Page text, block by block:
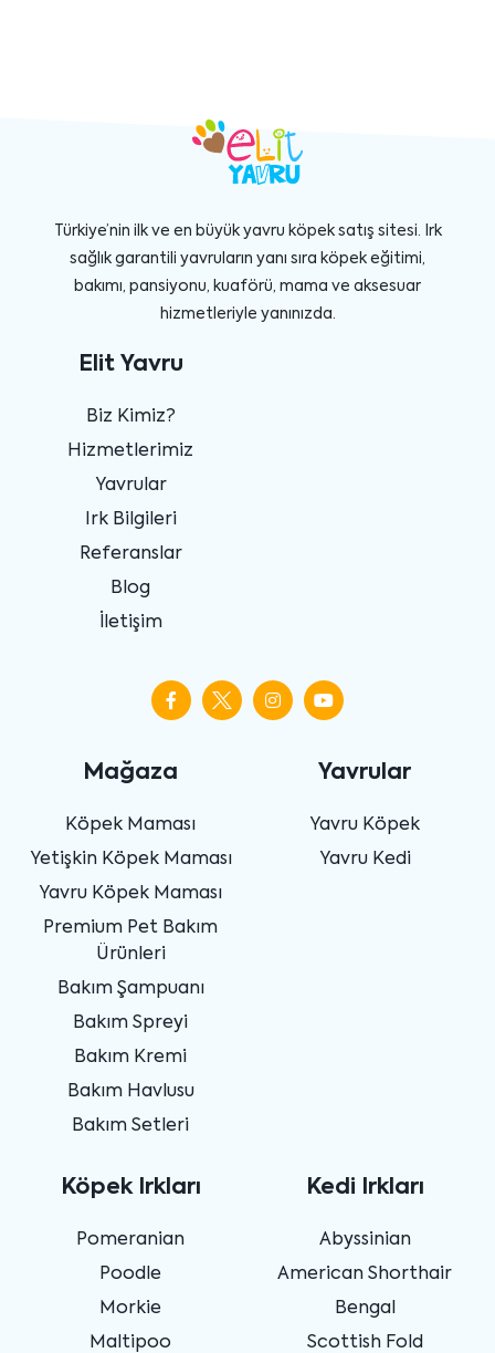
Türkiye’nin ilk ve en büyük yavru köpek satış sitesi. Irk
sağlık garantili yavruların yanı sıra köpek eğitimi,
bakımı, pansiyonu, kuaförü, mama ve aksesuar
hizmetleriyle yanınızda.
Elit Yavru
Biz Kimiz?
Hizmetlerimiz
Yavrular
Irk Bilgileri
Referanslar
Blog
İletişim
Mağaza
Köpek Maması
Yetişkin Köpek Maması
Yavru Köpek Maması
Premium Pet Bakım
Ürünleri
Bakım Şampuanı
Bakım Spreyi
Bakım Kremi
Bakım Havlusu
Bakım Setleri
Yavrular
Yavru Köpek
Yavru Kedi
Köpek Irkları
Pomeranian
Poodle
Morkie
Maltipoo
Kedi Irkları
Abyssinian
American Shorthair
Bengal
Scottish Fold